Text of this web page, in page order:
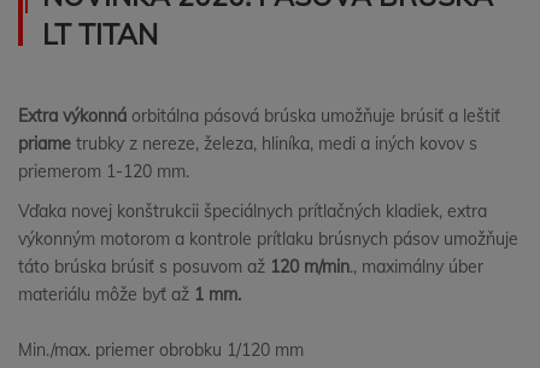
LT TITAN
Extra výkonná orbitálna pásová brúska umožňuje brúsiť a leštiť
priame trubky z nereze, železa, hliníka, medi a iných kovov s
priemerom 1-120 mm.
Vďaka novej konštrukcii špeciálnych prítlačných kladiek, extra
výkonným motorom a kontrole prítlaku brúsnych pásov umožňuje
táto brúska brúsiť s posuvom až 120 m/min., maximálny úber
materiálu môže byť až 1 mm.
Min./max. priemer obrobku 1/120 mm